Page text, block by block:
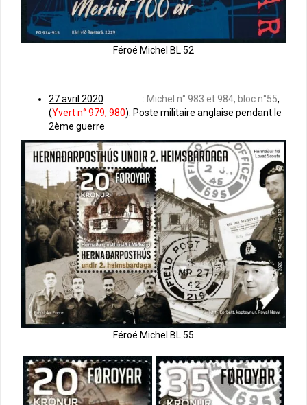
Féroé Michel BL 52
27 avril 2020 : Michel n° 983 et 984, bloc n°55,
(Yvert n° 979, 980). Poste militaire anglaise pendant le
2ème guerre
Féroé Michel BL 55